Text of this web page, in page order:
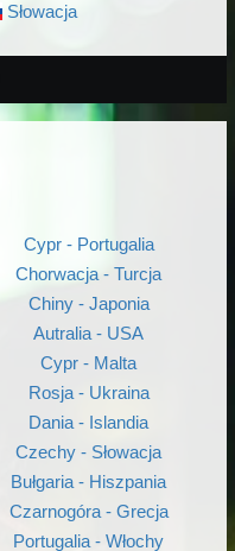
Słowacja
Cypr - Portugalia
Chorwacja - Turcja
Chiny - Japonia
Autralia - USA
Cypr - Malta
Rosja - Ukraina
Dania - Islandia
Czechy - Słowacja
Bułgaria - Hiszpania
Czarnogóra - Grecja
Portugalia - Włochy